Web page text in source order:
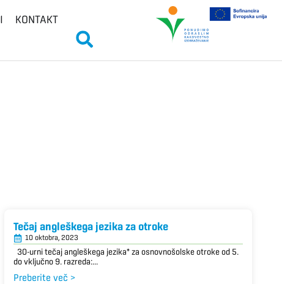
KONTAKT
Tečaj angleškega jezika za otroke
10 oktobra, 2023
30-urni tečaj angleškega jezika* za osnovnošolske otroke od 5.
do vključno 9. razreda:...
Preberite več >